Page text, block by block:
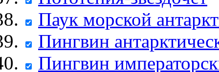
Паук морской
Пингвин
Пингвин